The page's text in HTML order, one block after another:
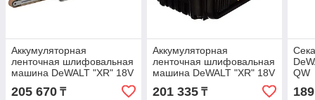
Аккумуляторная
ленточная шлифовальная
машина DeWALT "XR" 18V
DCM200N-XJ
205 670 ₸
Аккумуляторная
ленточная шлифовальная
машина DeWALT "XR" 18V
DCM200NT-XJ
201 335₸
QW